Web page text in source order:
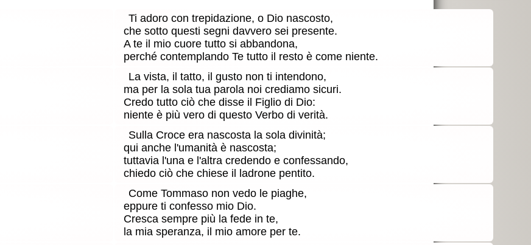
Ti adoro con trepidazione, o Dio nascosto,
che sotto questi segni davvero sei presente.
A te il mio cuore tutto si abbandona,
perché contemplando Te tutto il resto è come niente.
La vista, il tatto, il gusto non ti intendono,
ma per la sola tua parola noi crediamo sicuri.
Credo tutto ciò che disse il Figlio di Dio:
niente è più vero di questo Verbo di verità.
Sulla Croce era nascosta la sola divinità;
qui anche l'umanità è nascosta;
tuttavia l'una e l'altra credendo e confessando,
chiedo ciò che chiese il ladrone pentito.
Come Tommaso non vedo le piaghe,
eppure ti confesso mio Dio.
Cresca sempre più la fede in te,
la mia speranza, il mio amore per te.